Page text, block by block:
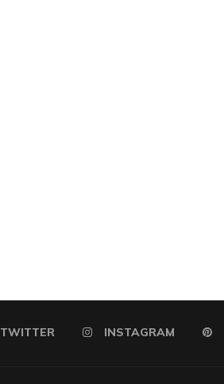
TWITTER INSTAGRAM